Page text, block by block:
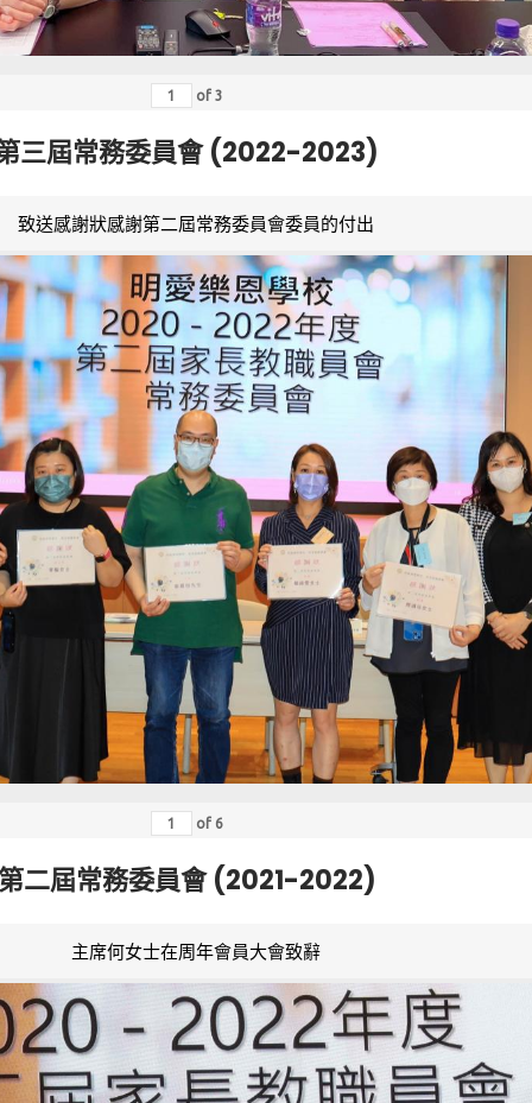
of 3
三屆常務委員會 (2022-2023)
致送感謝狀感謝第二屆常務委員會委員的付出
of 6
二屆常務委員會 (2021-2022)
主席何女士在周年會員大會致辭